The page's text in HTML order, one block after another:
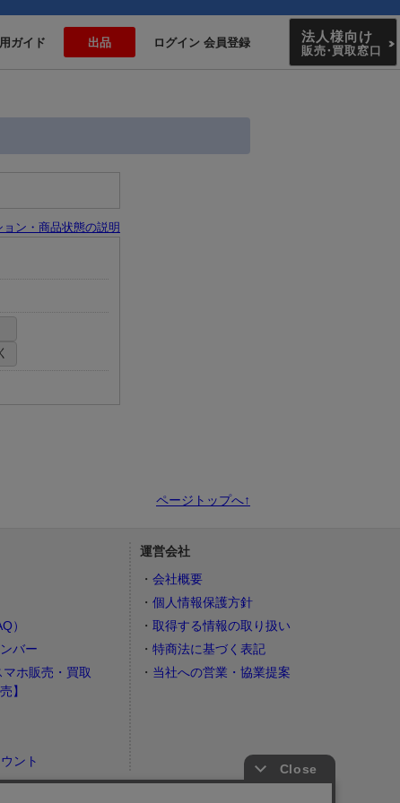
ガイド 出品 ログイン 会員登録 法人様向け
販売・買取窓口
ョン・商品状態の説明
ページトップへ↑
）
バー
ホ販売・買取
】
ント
運営会社
会社概要
個人情報保護方針
取得する情報の取り扱い
特商法に基づく表記
当社への営業・協業提案